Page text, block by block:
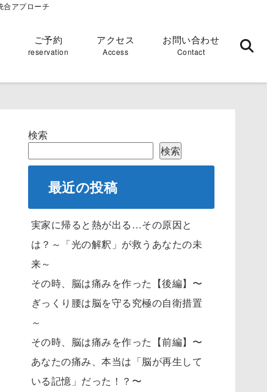
合アプローチ
ご予約
reservation
アクセス
Access
お問い合わせ
Contact
検索
検索
最近の投稿
実家に帰ると熱が出る…その原因と
は？～「光の解釈」が救うあなたの未
来～
その時、脳は痛みを作った【後編】〜
ぎっくり腰は脳を守る究極の自衛措置
～
その時、脳は痛みを作った【前編】〜
あなたの痛み、本当は「脳が再生して
いる記憶」だった！？〜